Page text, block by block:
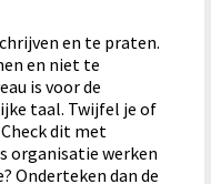
en te praten.
en niet te
is voor de
taal. Twijfel je of
dit met
organisatie werken
Onderteken dan de